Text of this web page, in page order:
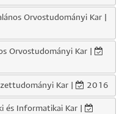
Orvostudományi Kar |
Orvostudományi Kar |
Kar | 2016
és Informatikai Kar |